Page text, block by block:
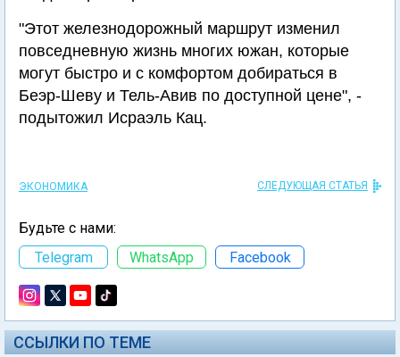
"Этот железнодорожный маршрут изменил
повседневную жизнь многих южан, которые
могут быстро и с комфортом добираться в
Беэр-Шеву и Тель-Авив по доступной цене", -
подытожил Исраэль Кац.
ЭКОНОМИКА СЛЕДУЮЩАЯ СТАТЬЯ
Будьте с нами:
Telegram
WhatsApp Facebook
ССЫЛКИ ПО ТЕМЕ